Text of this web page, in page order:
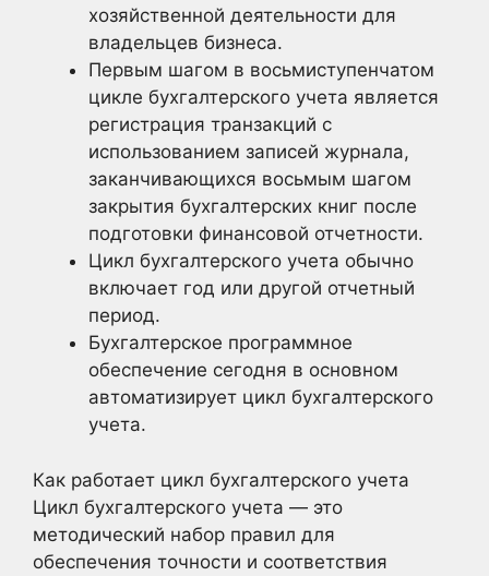
хозяйственной деятельности для
владельцев бизнеса.
Первым шагом в восьмиступенчатом
цикле бухгалтерского учета является
регистрация транзакций с
использованием записей журнала,
заканчивающихся восьмым шагом
закрытия бухгалтерских книг после
подготовки финансовой отчетности.
Цикл бухгалтерского учета обычно
включает год или другой отчетный
период.
Бухгалтерское программное
обеспечение сегодня в основном
автоматизирует цикл бухгалтерского
учета.
Как работает цикл бухгалтерского учета
Цикл бухгалтерского учета — это
методический набор правил для
обеспечения точности и соответствия